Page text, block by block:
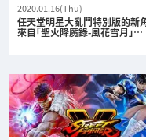
2020.01.16(Thu)
任天堂明星大亂鬥特別版的新角
來自「聖火降魔錄-風花雪月」…